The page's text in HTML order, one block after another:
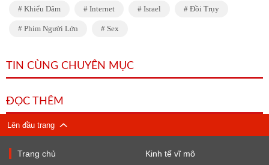
Khiểu Dâm Internet Israel Đồi Trụy
Phim Người Lớn Sex
TIN CÙNG CHUYÊN MỤC
ĐỌC THÊM
Lên đầu trang
Trang chủ Kinh tế vĩ mô